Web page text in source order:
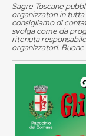
Sagre Toscane
organizzatori in
consigliamo di
svolga come da
ritenuta
organizzatori.